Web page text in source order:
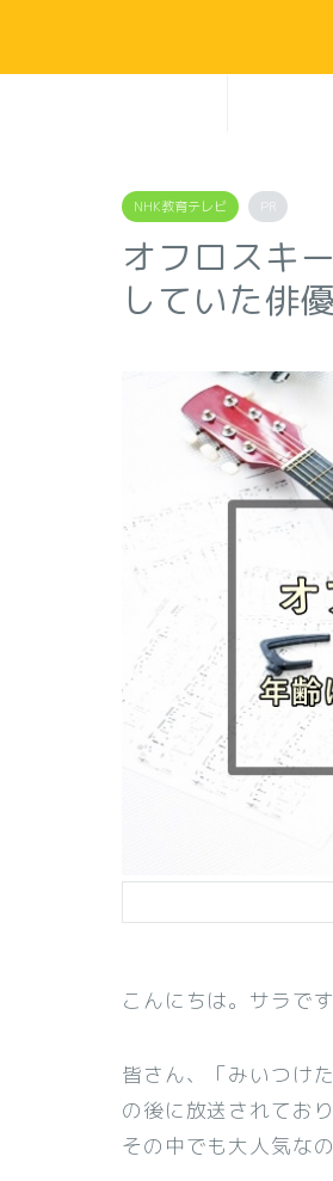
NHK教育テレビ
オフロスキ
していた俳
こんにちは。サラです
皆さん、「みいつけ
の後に放送されてお
その中でも大人気な